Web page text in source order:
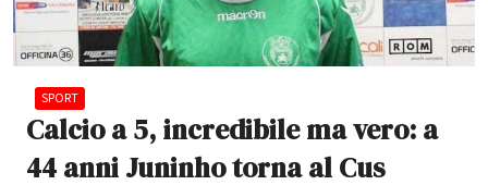
SPORT
Calcio a 5, incredibile ma vero: a
44 anni Juninho torna al Cus